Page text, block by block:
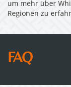
um mehr über
Regionen zu
FAQ